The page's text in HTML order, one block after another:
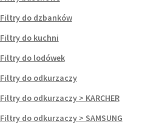
Filtry do dzbanków
Filtry do kuchni
Filtry do lodówek
Filtry do odkurzaczy
Filtry do odkurzaczy > KARCHER
Filtry do odkurzaczy > SAMSUNG